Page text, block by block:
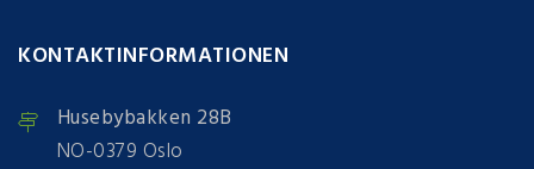
KONTAKTINFORMATIONEN
Husebybakken 28B
NO-0379 Oslo